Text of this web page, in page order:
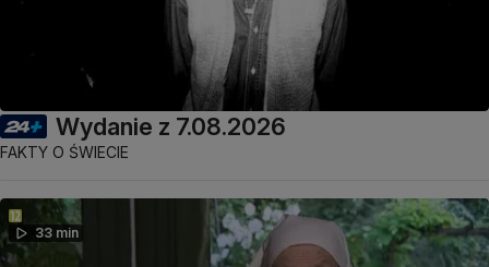
Wydanie z 7.08.2026
FAKTY O ŚWIECIE
33 min